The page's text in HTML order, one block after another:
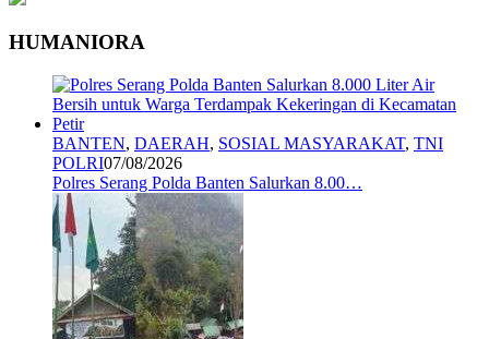
HUMANIORA
BANTEN, DAERAH, SOSIAL MASYARAKAT, TNI
POLRI07/08/2026
Polres Serang Polda Banten Salurkan 8.00…